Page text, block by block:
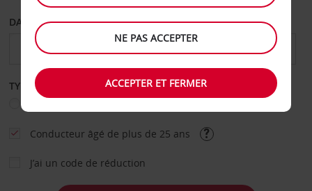
DATE DE DÉPART DATE DE RETOUR
TYPE DE LOCATION
Conducteur âgé de plus de 25 ans
J’ai un code de réduction
NE PAS ACCEPTER
ACCEPTER ET FERMER